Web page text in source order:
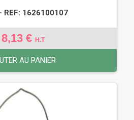
REF: 1626100107
8,13 € H.T
AU PANIER